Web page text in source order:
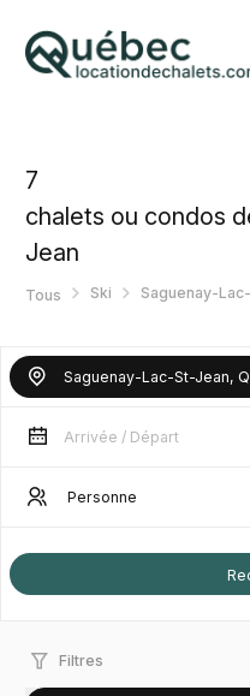
7
chalets ou condos
Jean
Tous Ski Saguenay-
Filtres